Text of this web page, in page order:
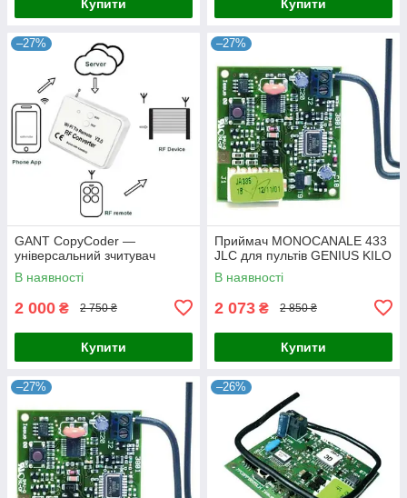
Купити Купити
–27%
GANT CopyCoder —
універсальний зчитувач
В наявності
2 000 ₴ 2 750 ₴
Купити
–27%
Приймач MONOCANALE 433
JLC для пультів GENIUS KILO
В наявності
2 073 ₴ 2 850 ₴
Купити
–27% –26%